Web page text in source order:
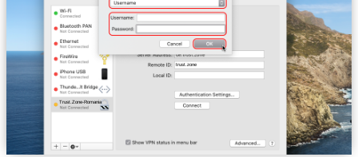
Trust.Zone-Romania
trust.zone